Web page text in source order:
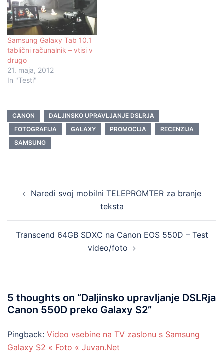
Samsung Galaxy Tab 10.1
tablični računalnik – vtisi v
drugo
21. maja, 2012
In "Testi"
CANON
DALJINSKO UPRAVLJANJE DSLRJA
FOTOGRAFIJA
GALAXY PROMOCIJA
RECENZIJA
SAMSUNG
navigation
Naredi svoj mobilni TELEPROMTER za branje
teksta
Transcend 64GB SDXC na Canon EOS 550D – Test
video/foto
5 thoughts on “Daljinsko upravljanje DSLRja
Canon 550D preko Galaxy S2”
Pingback: Video vsebine na TV zaslonu s Samsung
Galaxy S2 « Foto « Juvan.Net